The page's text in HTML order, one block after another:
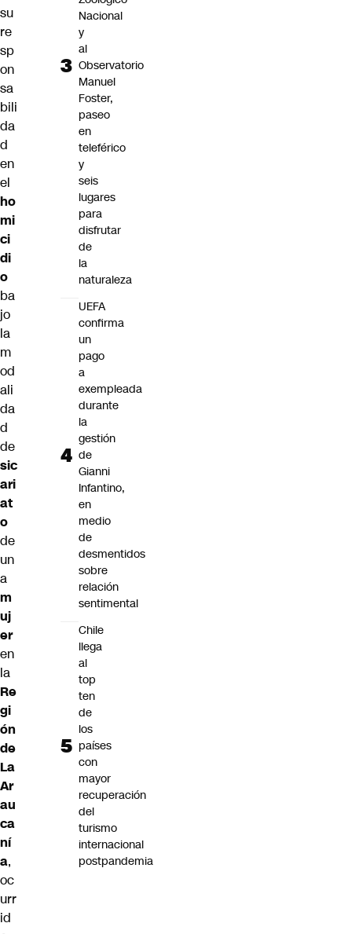
su
re
sp
on
sa
bili
da
d
en
el
ho
mi
ci
di
o
ba
jo
la
m
od
ali
da
d
de
sic
ari
at
o
de
un
a
m
uj
er
en
la
Re
gi
ón
de
La
Ar
au
ca
ní
a,
oc
urr
id
Nacional
y
al
Observatorio
Manuel
Foster,
paseo
en
teleférico
y
seis
lugares
para
disfrutar
de
la
naturaleza
UEFA
confirma
un
pago
a
exempleada
durante
la
gestión
de
Gianni
Infantino,
en
medio
de
desmentidos
sobre
relación
sentimental
Chile
llega
al
top
ten
de
los
países
con
mayor
recuperación
del
turismo
internacional
postpandemia